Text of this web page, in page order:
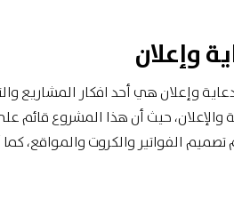
وإعلان
وإعلان هي أحد افكار المشاريع
حيث أن هذا المشروع قائم
تصميم الفواتير والكروت والمواقع،